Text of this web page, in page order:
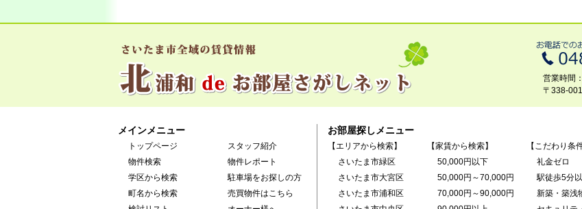
営業時間
〒338-
メインメニュー
トップページ
物件検索
学区から検索
町名から検索
スタッフ紹介
物件レポート
駐車場をお探しの方
売買物件はこちら
お部屋探しメニュー
【エリアから検索】
さいたま市緑区
さいたま市大宮区
さいたま市浦和区
【家賃から検索】
50,000円以下
50,000円～70,000円
70,000円～90,000円
【こだわり条
礼金ゼロ
駅徒歩5分
新築・築浅